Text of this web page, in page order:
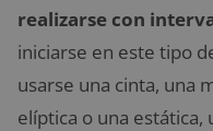
realizarse con
iniciarse en este tipo
usarse una cinta, una
elíptica o una estática,